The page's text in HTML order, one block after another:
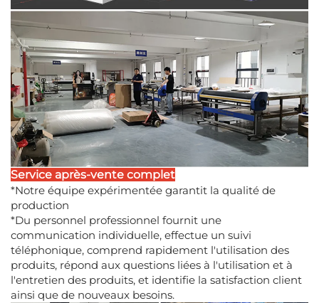
Service après-vente complet
*Notre équipe expérimentée garantit la qualité de
production
*Du personnel professionnel fournit une
communication individuelle, effectue un suivi
téléphonique, comprend rapidement l'utilisation des
produits, répond aux questions liées à l'utilisation et à
l'entretien des produits, et identifie la satisfaction client
ainsi que de nouveaux besoins.